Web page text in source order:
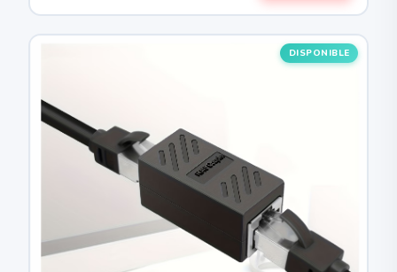
DISPONIBLE